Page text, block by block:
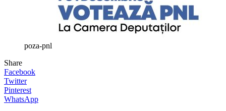
poza-pnl
Share
Facebook
Twitter
Pinterest
WhatsApp